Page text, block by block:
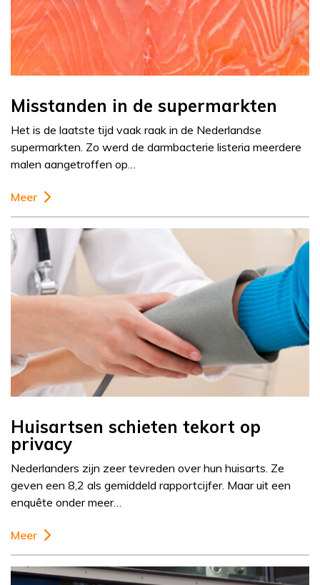
Misstanden in de supermarkten
Het is de laatste tijd vaak raak in de Nederlandse
supermarkten. Zo werd de darmbacterie listeria meerdere
malen aangetroffen op…
Meer
Huisartsen schieten tekort op
privacy
Nederlanders zijn zeer tevreden over hun huisarts. Ze
geven een 8,2 als gemiddeld rapportcijfer. Maar uit een
enquête onder meer…
Meer